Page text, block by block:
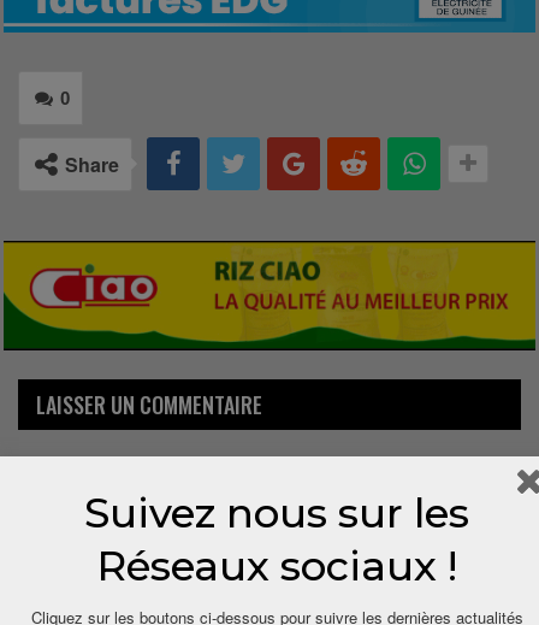
0
Share
LAISSER UN COMMENTAIRE
Votre adresse email ne sera pas publiée.
Suivez nous sur les
Réseaux sociaux !
Cliquez sur les boutons ci-dessous pour suivre les dernières actualités